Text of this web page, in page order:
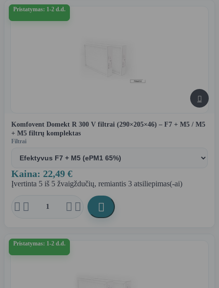
Pristatymas: 1-2 d.d.

Komfovent Domekt R 300 V filtrai (290×205×46) – F7 + M5 / M5
+ M5 filtrų komplektas
Filtrai
Kaina: 22,49 €
Įvertinta 5 iš 5 žvaigždučių, remiantis 3 atsiliepimas(-ai)
    
Pristatymas: 1-2 d.d.